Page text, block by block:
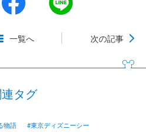
一覧へ 次の記事
タグ
物語 #東京ディズニーシー